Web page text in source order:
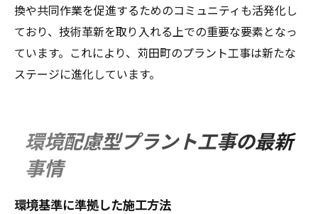
換や共同作業を促進するためのコミュニティも活発化し
ており、技術革新を取り入れる上での重要な要素となっ
ています。これにより、苅田町のプラント工事は新たな
ステージに進化しています。
環境配慮型プラント工事の最新
事情
環境基準に準拠した施工方法